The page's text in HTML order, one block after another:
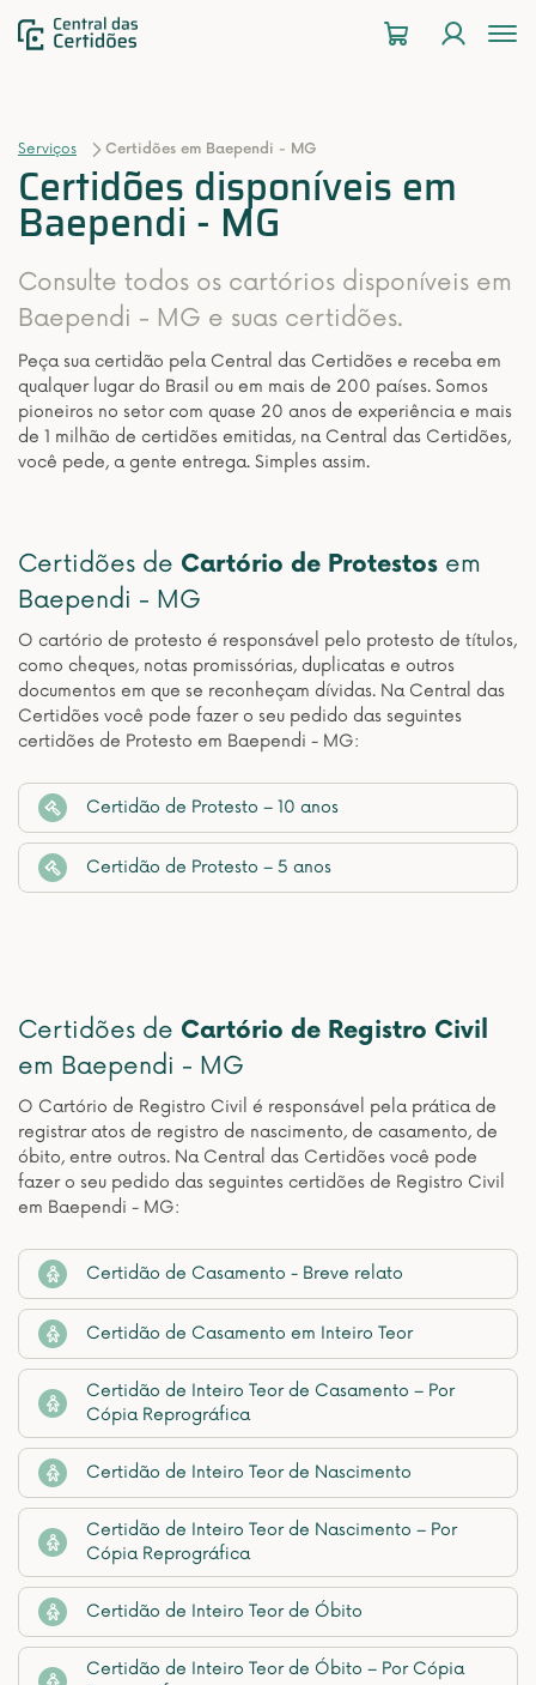
Serviços Certidões em Baependi - MG
Certidões disponíveis em
Baependi - MG
Consulte todos os cartórios disponíveis em
Baependi - MG e suas certidões.
Peça sua certidão pela Central das Certidões e receba em
qualquer lugar do Brasil ou em mais de 200 países. Somos
pioneiros no setor com quase 20 anos de experiência e mais
de 1 milhão de certidões emitidas, na Central das Certidões,
você pede, a gente entrega. Simples assim.
Certidões de Cartório de Protestos em
Baependi - MG
O cartório de protesto é responsável pelo protesto de títulos,
como cheques, notas promissórias, duplicatas e outros
documentos em que se reconheçam dívidas. Na Central das
Certidões você pode fazer o seu pedido das seguintes
certidões de Protesto em Baependi - MG:
Certidão de Protesto – 10 anos
Certidão de Protesto – 5 anos
Certidões de Cartório de Registro Civil
em Baependi - MG
O Cartório de Registro Civil é responsável pela prática de
registrar atos de registro de nascimento, de casamento, de
óbito, entre outros. Na Central das Certidões você pode
fazer o seu pedido das seguintes certidões de Registro Civil
em Baependi - MG:
Certidão de Casamento - Breve relato
Certidão de Casamento em Inteiro Teor
Certidão de Inteiro Teor de Casamento – Por
Cópia Reprográfica
Certidão de Inteiro Teor de Nascimento
Certidão de Inteiro Teor de Nascimento – Por
Cópia Reprográfica
Certidão de Inteiro Teor de Óbito
Certidão de Inteiro Teor de Óbito – Por Cópia